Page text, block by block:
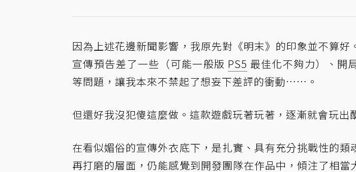
因為上述花邊新聞影響，我原先對《明末》的印象並不算
宣傳預告差了一些（可能一般版 PS5 最佳化不夠力）、開
等問題，讓我本來不禁起了想妄下差評的衝動……。
但還好我沒犯傻這麼做。這款遊戲玩著玩著，逐漸就會玩出
在看似媚俗的宣傳外衣底下，是扎實、具有充分挑戰性的類
再打磨的層面，仍能感覺到開發團隊在作品中，傾注了相當